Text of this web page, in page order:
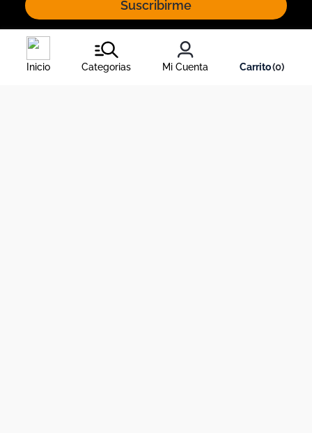
Inicio Categorias Mi Cuenta 0
Suscribirme
Al inscribirte al newsletter, aceptas nuestros
, y nuestrapolítica de tratamiento de información